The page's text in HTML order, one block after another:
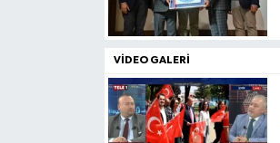
VIDEO GALERI